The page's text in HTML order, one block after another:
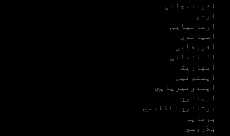
اذربایجانی
اردو
ارمانیایی
اسپانوي
افریقایی
البانیایی
امهاریک
ایستونین
ایندونیزیایي
ایټالوي
برتانوي انکلیسي
برمایی
بلاروسي